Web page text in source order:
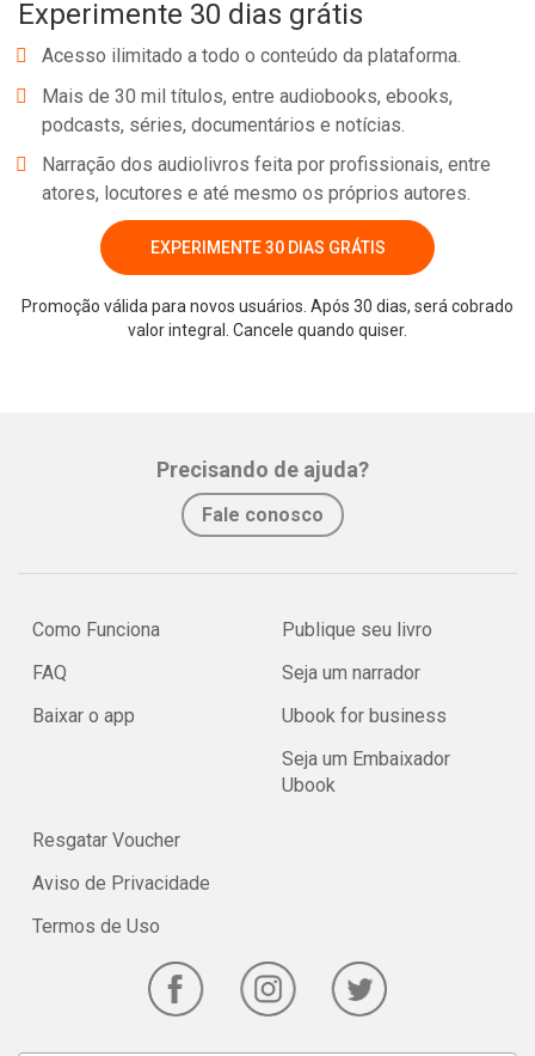
vida?
que criaram seus limites, alinhar suas energias e ações e fazer o
trabalho que realmente importa para que você possa viver a
melhor versão da sua vida
Experimente 30 dias grátis
Acesso ilimitado a todo o conteúdo da plataforma.
Mais de 30 mil títulos, entre audiobooks, ebooks,
podcasts, séries, documentários e notícias.
Narração dos audiolivros feita por profissionais, entre
atores, locutores e até mesmo os próprios autores.
EXPERIMENTE 30 DIAS GRÁTIS
Promoção válida para novos usuários. Após 30 dias, será cobrado
valor integral. Cancele quando quiser.
Precisando de ajuda?
Fale conosco
Como Funciona
FAQ
Baixar o app
Publique seu livro
Seja um narrador
Ubook for business
Seja um Embaixador
Ubook
Resgatar Voucher
Aviso de Privacidade
Termos de Uso
Whatsapp Facebook Twitter E-mail